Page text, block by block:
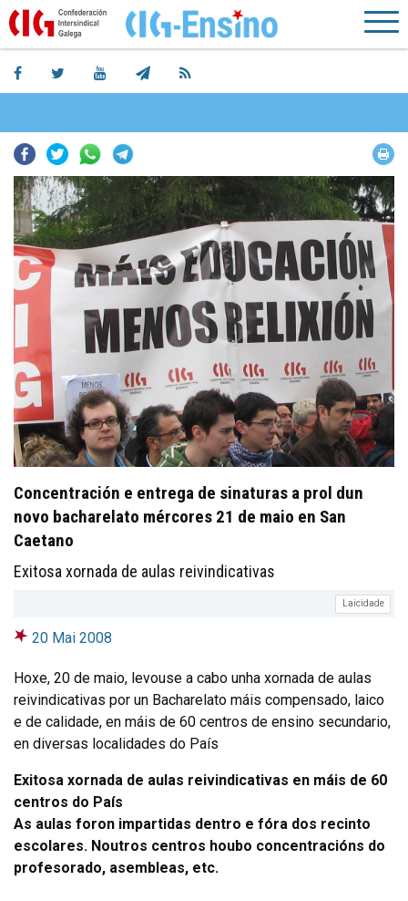
Facebook
TwitterWhatsapp
Concentración e entrega de sinaturas a prol dun
novo bacharelato mércores 21 de maio en San
Caetano
Exitosa xornada de aulas reivindicativas
Laicidade
20 Mai 2008
Hoxe, 20 de maio, levouse a cabo unha xornada de aulas
reivindicativas por un Bacharelato máis compensado, laico
e de calidade, en máis de 60 centros de ensino secundario,
en diversas localidades do País
Exitosa xornada de aulas reivindicativas en máis de 60
centros do País
As aulas foron impartidas dentro e fóra dos recinto
escolares. Noutros centros houbo concentracións do
profesorado, asembleas, etc.